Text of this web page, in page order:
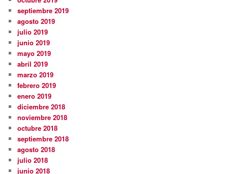
septiembre 2019
agosto 2019
julio 2019
junio 2019
mayo 2019
abril 2019
marzo 2019
febrero 2019
enero 2019
diciembre 2018
noviembre 2018
octubre 2018
septiembre 2018
agosto 2018
julio 2018
junio 2018